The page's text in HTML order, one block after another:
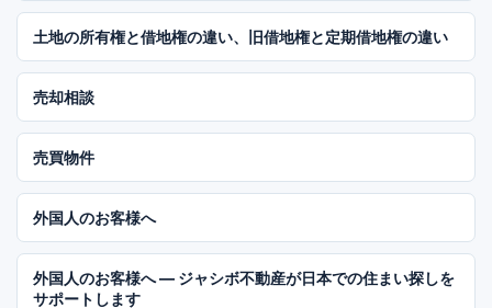
土地の所有権と借地権の違い、旧借地権と定期借地権の違い
売却相談
売買物件
外国人のお客様へ
外国人のお客様へ ― ジャシボ不動産が日本での住まい探しを
サポートします